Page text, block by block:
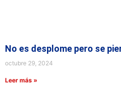
No es desplome pero se
octubre 29, 2024
Leer más »